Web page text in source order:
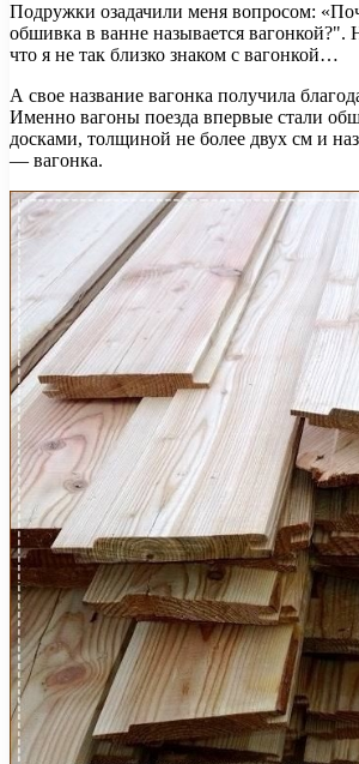
Подружки озадачили меня вопросом:
обшивка в ванне называется вагонкой?".
что я не так близко знаком с вагонкой…
А свое название вагонка получила
Именно вагоны поезда впервые стали
досками, толщиной не более двух см и
— вагонка.